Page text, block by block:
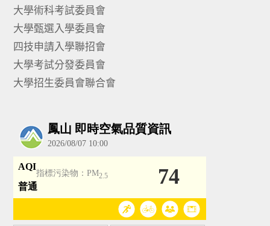
大學術科考試委員會
大學甄選入學委員會
四技申請入學聯招會
大學考試分發委員會
大學招生委員會聯合會